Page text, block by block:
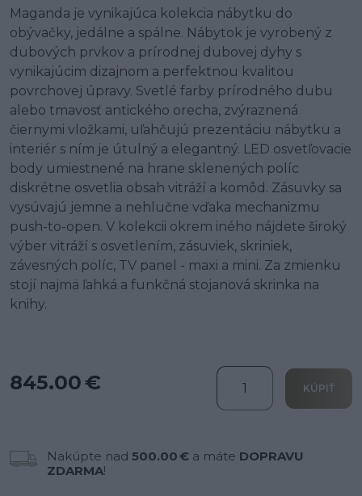
Maganda je vynikajúca kolekcia nábytku do
obývačky, jedálne a spálne. Nábytok je vyrobený z
dubových prvkov a prírodnej dubovej dyhy s
vynikajúcim dizajnom a perfektnou kvalitou
povrchovej úpravy. Svetlé farby prírodného dubu
alebo tmavosť antického orecha, zvýraznená
čiernymi vložkami, uľahčujú prezentáciu nábytku a
interiér s ním je útulný a elegantný. LED osvetľovacie
body umiestnené na hrane sklenených políc
diskrétne osvetlia obsah vitráží a komôd. Zásuvky sa
vysúvajú jemne a nehlučne vďaka mechanizmu
push-to-open. V kolekcii okrem iného nájdete široký
výber vitráží s osvetlením, zásuviek, skriniek,
závesných políc, TV panel - maxi a mini. Za zmienku
stojí najmä ľahká a funkčná stojanová skrinka na
knihy.
845.00 € KÚPIŤ
Nakúpte nad 500.00 € a máte DOPRAVU
ZDARMA!